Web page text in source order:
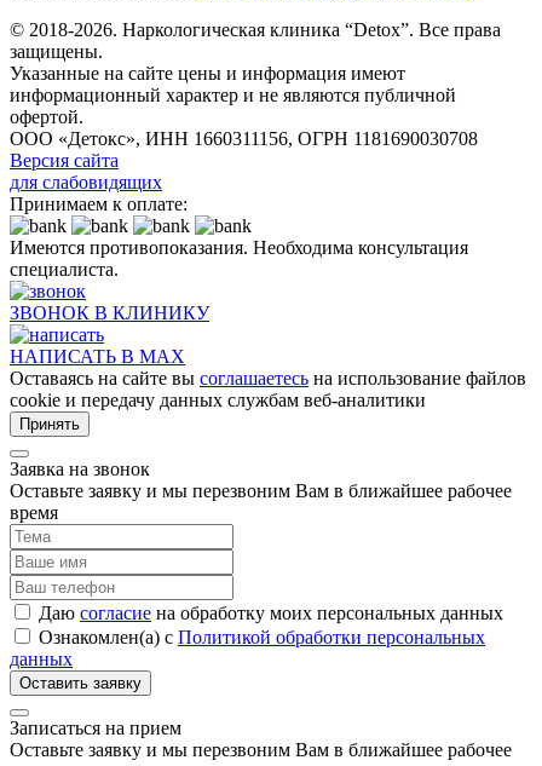
© 2018-2026. Наркологическая клиника “Detox”. Все права
защищены.
Указанные на сайте цены и информация имеют
информационный характер и не являются публичной
офертой.
ООО «Детокс», ИНН 1660311156, ОГРН 1181690030708
Версия сайта
для слабовидящих
Принимаем к оплате:
Имеются противопоказания. Необходима консультация
специалиста.
ЗВОНОК В КЛИНИКУ
НАПИСАТЬ В MAX
Оставаясь на сайте вы соглашаетесь на использование файлов
cookie и передачу данных службам веб-аналитики
Принять
Заявка на звонок
Оставьте заявку и мы перезвоним Вам в ближайшее рабочее
время
Даю согласие на обработку моих персональных данных
Ознакомлен(а) с Политикой обработки персональных
данных
Записаться на прием
Оставьте заявку и мы перезвоним Вам в ближайшее рабочее